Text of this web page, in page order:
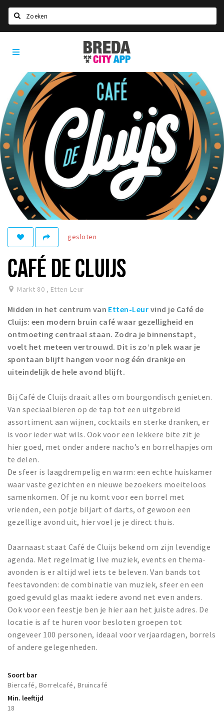
Home
Agenda
Deals
Party pics
Nieuws, interviews & blogs
Eten
Drinken
Slapen
Recreatief
Winkels
Winkelgebieden
Parkeren
Bezienswaardigheden
Musea, theaters & podia
Uitjes & activiteiten
Toeristische routes
Natuurgebieden
Baroniepoorten
Sport
Privacy
Inloggen
Breda
City
App
gesloten
CAFÉ DE CLUIJS
Markt 80 , Etten-Leur
Midden in het centrum van Etten-Leur vind je Café de
Cluijs: een modern bruin café waar gezelligheid en
ontmoeting centraal staan. Zodra je binnenstapt,
voelt het meteen vertrouwd. Dit is zo’n plek waar je
spontaan blijft hangen voor nog één drankje en
uiteindelijk de hele avond blijft.
Bij Café de Cluijs draait alles om bourgondisch genieten.
Van speciaalbieren op de tap tot een uitgebreid
assortiment aan wijnen, cocktails en sterke dranken, er
is voor ieder wat wils. Ook voor een lekkere bite zit je
hier goed, met onder andere nacho’s en borrelhapjes om
te delen.
De sfeer is laagdrempelig en warm: een echte huiskamer
waar vaste gezichten en nieuwe bezoekers moeiteloos
samenkomen. Of je nu komt voor een borrel met
vrienden, een potje biljart of darts, of gewoon een
gezellige avond uit, hier voel je je direct thuis.
Daarnaast staat Café de Cluijs bekend om zijn levendige
agenda. Met regelmatig live muziek, events en thema-
avonden is er altijd wel iets te beleven. Van bands tot
feestavonden: de combinatie van muziek, sfeer en een
goed gevuld glas maakt iedere avond net even anders.
Ook voor een feestje ben je hier aan het juiste adres. De
locatie is af te huren voor besloten groepen tot
ongeveer 100 personen, ideaal voor verjaardagen, borrels
of andere gelegenheden.
Soort bar
Biercafé, Borrelcafé, Bruincafé
Min. leeftijd
18